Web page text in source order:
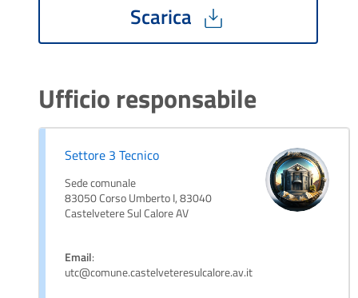
Scarica
Ufficio responsabile
Settore 3 Tecnico
Sede comunale
83050 Corso Umberto I, 83040
Castelvetere Sul Calore AV
Email:
utc@comune.castelveteresulcalore.av.it